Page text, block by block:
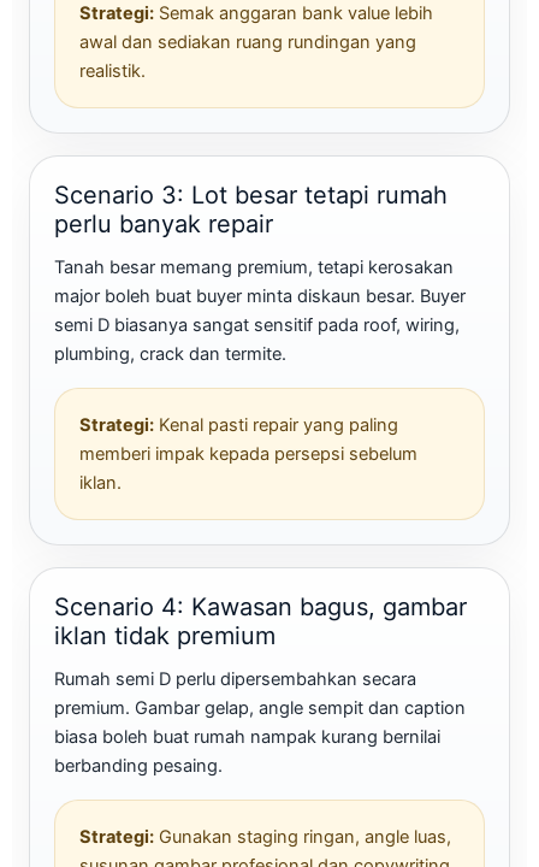
Strategi: Semak anggaran bank value lebih
awal dan sediakan ruang rundingan yang
realistik.
Scenario 3: Lot besar tetapi rumah
perlu banyak repair
Tanah besar memang premium, tetapi kerosakan
major boleh buat buyer minta diskaun besar. Buyer
semi D biasanya sangat sensitif pada roof, wiring,
plumbing, crack dan termite.
Strategi: Kenal pasti repair yang paling
memberi impak kepada persepsi sebelum
iklan.
Scenario 4: Kawasan bagus, gambar
iklan tidak premium
Rumah semi D perlu dipersembahkan secara
premium. Gambar gelap, angle sempit dan caption
biasa boleh buat rumah nampak kurang bernilai
berbanding pesaing.
Strategi: Gunakan staging ringan, angle luas,